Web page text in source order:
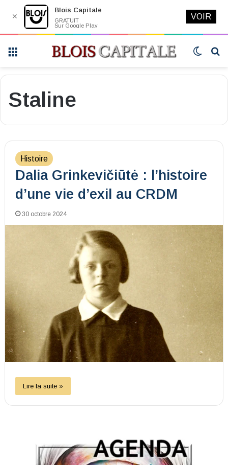
Switch
Staline
Histoire
Dalia Grinkevičiūtė : l’histoire
d’une vie d’exil au CRDM
30 octobre 2024
Lire la suite »
✕
Blois Capitale
GRATUIT
Sur Google Play
VOIR